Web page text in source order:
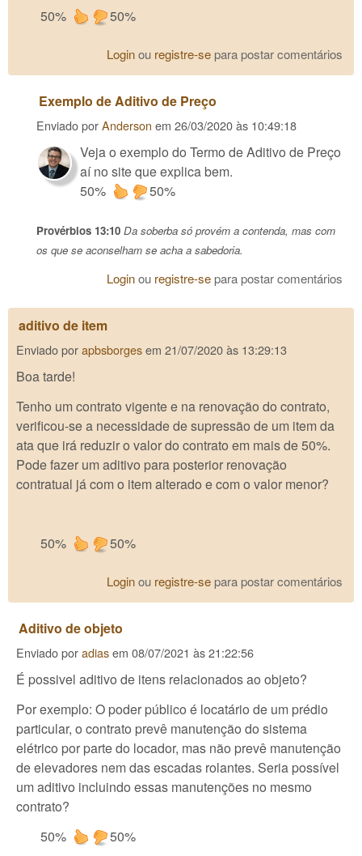
50%
50%
Loginou registre-separa postar comentários
Exemplo de Aditivo de Preço
Enviado porAnderson em 26/03/2020 às 10:49:18
Veja o exemplo do Termo de Aditivo de Preço
aí no site que explica bem.
50%
50%
Provérbios 13:10 Da soberba só provém a contenda, mas com
os que se aconselham se acha a sabedoria.
Loginou registre-separa postar comentários
aditivo de item
Enviado porapbsborgesem 21/07/2020 às 13:29:13
Boa tarde!
Tenho um contrato vigente e na renovação do contrato,
verificou-se a necessidade de supressão de um item da
ata que irá reduzir o valor do contrato em mais de 50%.
Pode fazer um aditivo para posterior renovação
contratual já com o item alterado e com o valor menor?
50% 50%
Loginou registre-separa postar comentários
Aditivo de objeto
Enviado poradiasem 08/07/2021 às 21:22:56
É possivel aditivo de itens relacionados ao objeto?
Por exemplo: O poder público é locatário de um prédio
particular, o contrato prevê manutenção do sistema
elétrico por parte do locador, mas não prevê manutenção
de elevadores nem das escadas rolantes. Seria possível
um aditivo incluindo essas manutenções no mesmo
contrato?
50%
50%